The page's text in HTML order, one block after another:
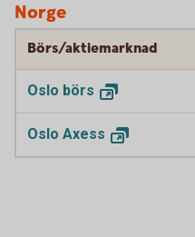
Norge
Börs/aktiemarknad
Oslo börs
Oslo Axess